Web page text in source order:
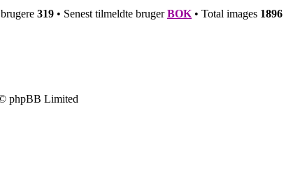
319 • Senest tilmeldte brugerBOK • Total images 1896
phpBB Limited